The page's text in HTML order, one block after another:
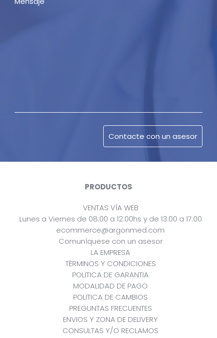
PRODUCTOS
VENTAS VÍA WEB
Lunes a Viernes de 08:00 a 12:00hs y de 13:00 a 17:00
ecommerce@argonmed.com
Comuníquese con un asesor
LA EMPRESA
TÉRMINOS Y CONDICIONES
POLITICA DE GARANTIA
MODALIDAD DE PAGO
POLITICA DE CAMBIOS
PREGUNTAS FRECUENTES
ENVIOS Y ZONA DE DELIVERY
CONSULTAS Y/O RECLAMOS